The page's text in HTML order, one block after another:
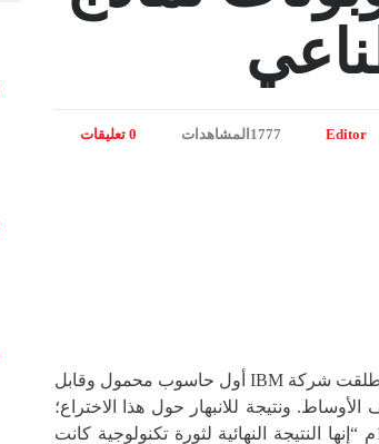
Editor 1777المشاهدات 0 تعليقات
ما أشبه اليوم بالبارحة! ففي عام ١٩٨١م أطلقت شركة IBM أول حاسوب محمول وقابل
ونتيجة للانبهار حول هذا الاختراع؛
قالت مجلة التايم الأمريكية في عام 1982م “إنها النتيجة النهائية لثورة تكنولوجية كانت